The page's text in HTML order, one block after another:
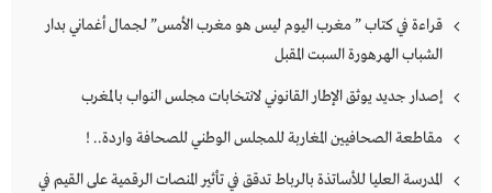
قراءة في كتاب ” مغرب اليوم ليس هو مغرب الأمس” لجمال أغماني بدار
الشباب الهرهورة السبت المقبل
إصدار جديد يوثق الإطار القانوني لانتخابات مجلس النواب بالمغرب
مقاطعة الصحافيين المغاربة للمجلس الوطني للصحافة واردة.. !
المدرسة العليا للأساتذة بالرباط تدقق في تأثير المنصات الرقمية على القيم في